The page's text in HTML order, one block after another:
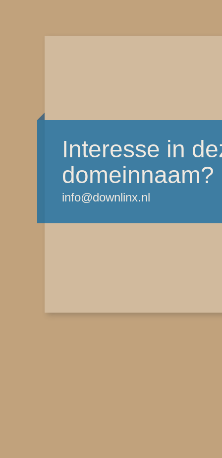
Interesse in
domeinnaam?
info@downlinx.nl